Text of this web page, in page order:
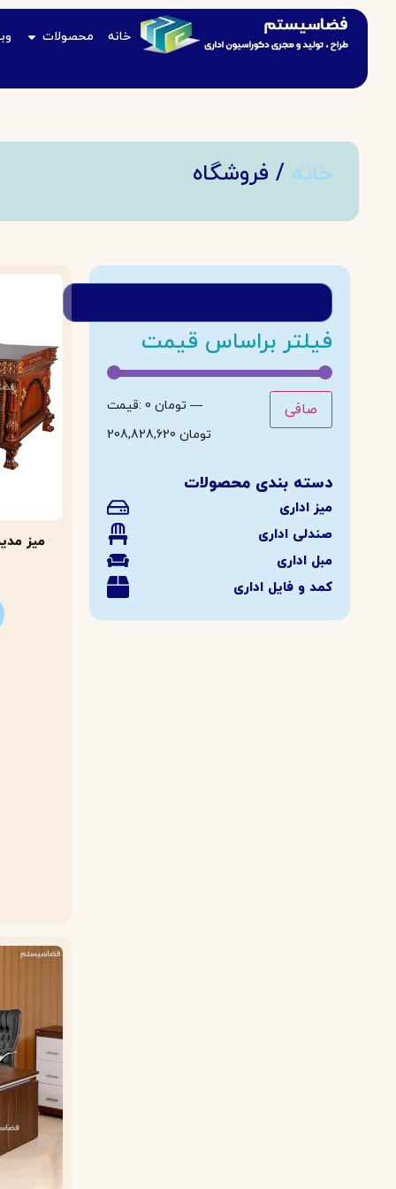
خانه محصولات
خانه / فروشگاه
فیلتر براساس قیمت
صافی قيمت: 0 تومان —
208,828,620 تومان
دسته بندی محصولات
میز اداری
صندلی اداری
مبل اداری
کمد و فایل اداری